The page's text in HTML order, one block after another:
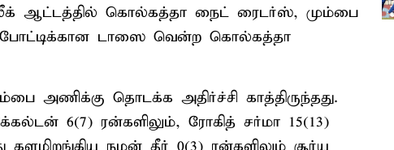
லீக் ஆட்டத்தில் கொல்கத்தா நைட் ரைடர்ஸ், மும்பை
டாஸை வென்ற கொல்கத்தா
அணிக்கு தொடக்க அதிர்ச்சி காத்திருந்தது.
6(7) ரன்களிலும், ரோகித் சர்மா 15(13)